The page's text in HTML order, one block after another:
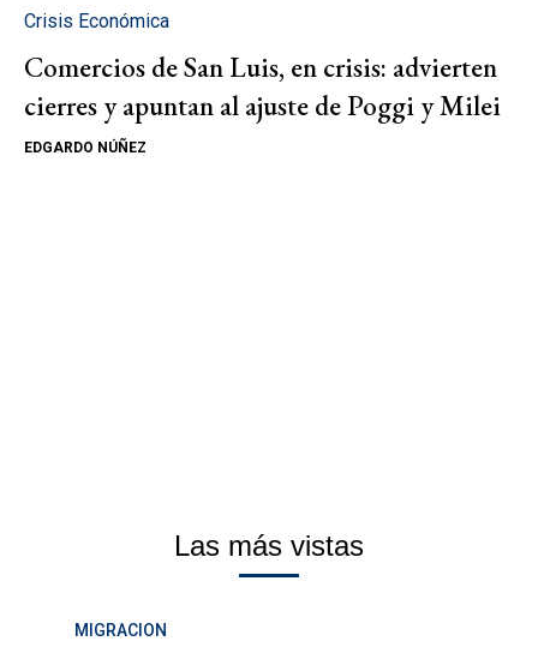
Crisis Económica
Comercios de San Luis, en crisis: advierten
cierres y apuntan al ajuste de Poggi y Milei
EDGARDO NÚÑEZ
Las más vistas
MIGRACION